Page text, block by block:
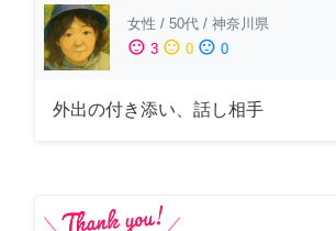
女性 / 50代 / 神奈川県
sentiment_satisfied 3 sentiment_neutral 0 sentiment_dissatisfied 0
外出の付き添い、話し相手